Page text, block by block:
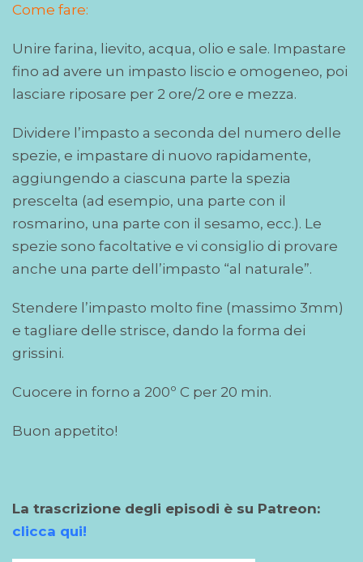
Come fare:
Unire farina, lievito, acqua, olio e sale. Impastare
fino ad avere un impasto liscio e omogeneo, poi
lasciare riposare per 2 ore/2 ore e mezza.
Dividere l’impasto a seconda del numero delle
spezie, e impastare di nuovo rapidamente,
aggiungendo a ciascuna parte la spezia
prescelta (ad esempio, una parte con il
rosmarino, una parte con il sesamo, ecc.). Le
spezie sono facoltative e vi consiglio di provare
anche una parte dell’impasto “al naturale”.
Stendere l’impasto molto fine (massimo 3mm)
e tagliare delle strisce, dando la forma dei
grissini.
Cuocere in forno a 200º C per 20 min.
Buon appetito!
La trascrizione degli episodi è su Patreon:
clicca qui!